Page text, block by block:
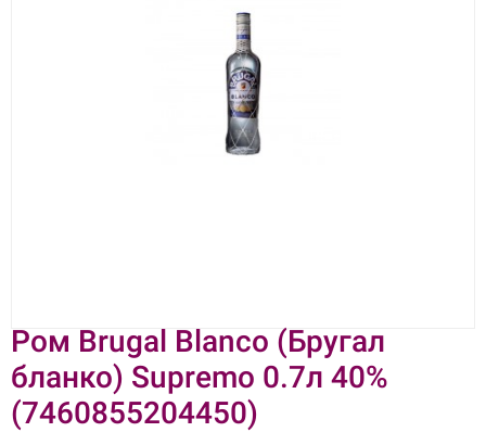
Ром Brugal Blanco (Бругал
бланко) Supremo 0.7л 40%
(7460855204450)